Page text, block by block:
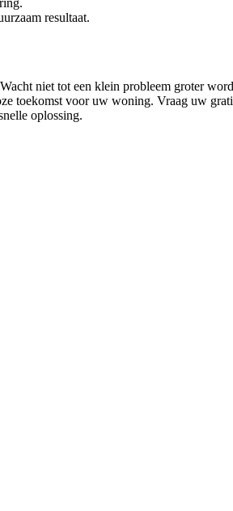
resultaat.
niet tot een klein probleem groter
toekomst voor uw woning. Vraag uw
oplossing.